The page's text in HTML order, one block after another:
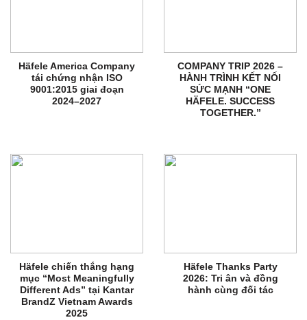
Häfele America Company
tái chứng nhận ISO
9001:2015 giai đoạn
2024–2027
COMPANY TRIP 2026 –
HÀNH TRÌNH KẾT NỐI
SỨC MẠNH “ONE
HÄFELE. SUCCESS
TOGETHER.”
Häfele chiến thắng hạng
mục “Most Meaningfully
Different Ads” tại Kantar
BrandZ Vietnam Awards
2025
Häfele Thanks Party
2026: Tri ân và đồng
hành cùng đối tác